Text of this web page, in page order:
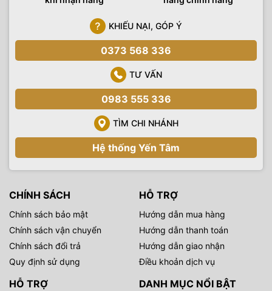
không giới hạn
Máy ảnh kỹ thuật số Sony
A7C II tương thích với dòng
ống kính E-mount tiên tiến về
mặt quang học của Sony,
bao gồm dòng G Master™,
kết hợp độ phân giải đáng
kinh ngạc với hiệu ứng mờ
nhòe đặc biệt và G Lens™,
mang lại hình ảnh rực rỡ và
nhẹ này có nhiều ứng dụng
trong chụp ảnh và quay
phim.
KHIẾU NẠI, GÓP Ý
0373 568 336
TƯ VẤN
0983 555 336
TÌM CHI NHÁNH
Hệ thống Yến Tâm
CHÍNH SÁCH
Chính sách bảo mật
Chính sách vận chuyển
Chính sách đổi trả
Quy định sử dụng
HỖ TRỢ
Hướng dẫn mua hàng
Hướng dẫn thanh toán
Hướng dẫn giao nhận
Điều khoản dịch vụ
HỖ TRỢ DANH MỤC NỔI BẬT